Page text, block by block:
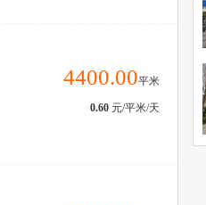
4400.00平米
0.60 元/平米/天